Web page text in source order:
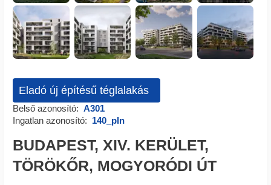
Eladó új építésű téglalakás
Belső azonosító: A301
Ingatlan azonosító: 140_pln
BUDAPEST, XIV. KERÜLET,
TÖRÖKŐR, MOGYORÓDI ÚT